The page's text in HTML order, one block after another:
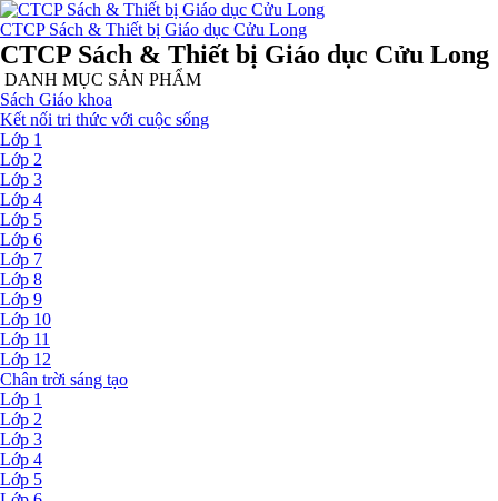
CTCP Sách & Thiết bị Giáo dục Cửu Long
CTCP Sách & Thiết bị Giáo dục Cửu Long
DANH MỤC SẢN PHẨM
Sách Giáo khoa
Kết nối tri thức với cuộc sống
Lớp 1
Lớp 2
Lớp 3
Lớp 4
Lớp 5
Lớp 6
Lớp 7
Lớp 8
Lớp 9
Lớp 10
Lớp 11
Lớp 12
Chân trời sáng tạo
Lớp 1
Lớp 2
Lớp 3
Lớp 4
Lớp 5